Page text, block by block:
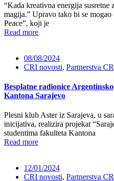
“Kada kreativna energija susretne
magija.” Upravo tako bi se
Peace”, koji je
Read more
08/08/2024
CRI novosti, Partnerstva
Besplatne radionice
Kantona Sarajevo
Plesni klub Aster iz Sarajeva, u
inicijativa, realizira projekat
studentima fakulteta Kantona
Read more
12/01/2024
CRI novosti, Partnerstva